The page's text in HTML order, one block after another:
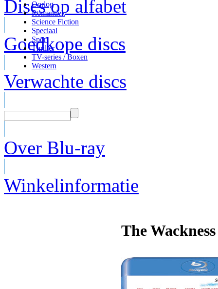
Discs op alfabet
Goedkope discs
Verwachte discs
Over Blu-ray
Winkelinformatie
Oorlog
Romantiek
Science Fiction
Speciaal
Sport
Thriller
TV-series / Boxen
Western
The